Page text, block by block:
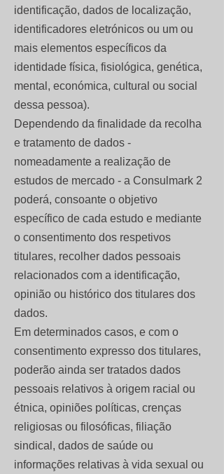
identificação, dados de localização,
identificadores eletrónicos ou um ou
mais elementos específicos da
identidade física, fisiológica, genética,
mental, económica, cultural ou social
dessa pessoa).
Dependendo da finalidade da recolha
e tratamento de dados -
nomeadamente a realização de
estudos de mercado - a Consulmark 2
poderá, consoante o objetivo
específico de cada estudo e mediante
o consentimento dos respetivos
titulares, recolher dados pessoais
relacionados com a identificação,
opinião ou histórico dos titulares dos
dados.
Em determinados casos, e com o
consentimento expresso dos titulares,
poderão ainda ser tratados dados
pessoais relativos à origem racial ou
étnica, opiniões políticas, crenças
religiosas ou filosóficas, filiação
sindical, dados de saúde ou
informações relativas à vida sexual ou